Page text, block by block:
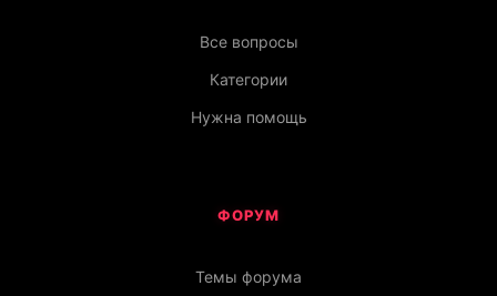
Все вопросы
Категории
Нужна помощь
ФОРУМ
Темы форума